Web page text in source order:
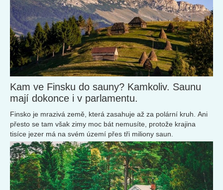
Kam ve Finsku do sauny? Kamkoliv. Saunu
mají dokonce i v parlamentu.
Finsko je mrazivá země, která zasahuje až za polární kruh. Ani
přesto se tam však zimy moc bát nemusíte, protože krajina
tisíce jezer má na svém území přes tři miliony saun.